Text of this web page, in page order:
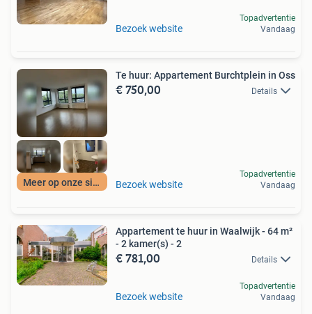
Bezoek website
Topadvertentie
Vandaag
Meer op onze site
Te huur: Appartement Burchtplein in Oss
€ 750,00 Details
Bezoek website
Topadvertentie
Vandaag
Appartement te huur in Waalwijk - 64 m²
- 2 kamer(s) - 2
€ 781,00 Details
Bezoek website
Topadvertentie
Vandaag